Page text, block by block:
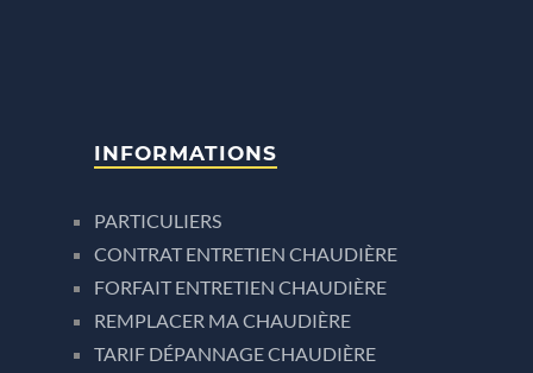
INFORMATIONS
PARTICULIERS
CONTRAT ENTRETIEN CHAUDIÈRE
FORFAIT ENTRETIEN CHAUDIÈRE
REMPLACER MA CHAUDIÈRE
TARIF DÉPANNAGE CHAUDIÈRE